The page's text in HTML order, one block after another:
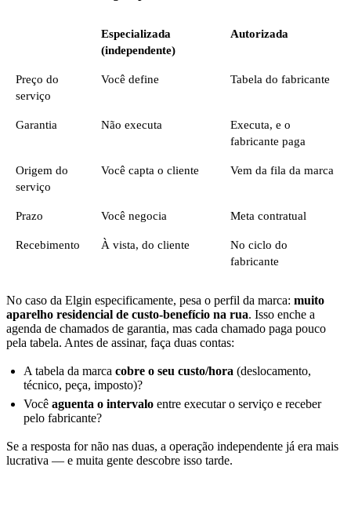
Especializada
(independente)
Autorizada
Preço do
serviço
Você define Tabela do fabricante
Garantia Não executa
Executa, e o
fabricante paga
Origem do
serviço
Você capta o cliente Vem da fila da marca
Prazo Você negocia Meta contratual
Recebimento À vista, do cliente
No ciclo do
fabricante
No caso da Elgin especificamente, pesa o perfil da marca: muito
aparelho residencial de custo-benefício na rua. Isso enche a
agenda de chamados de garantia, mas cada chamado paga pouco
pela tabela. Antes de assinar, faça duas contas:
A tabela da marcacobre o seu custo/hora (deslocamento,
técnico, peça, imposto)?
Vocêaguenta o intervalo entre executar o serviço e receber
pelo fabricante?
Se a resposta for não nas duas, a operação independente já era mais
lucrativa — e muita gente descobre isso tarde.